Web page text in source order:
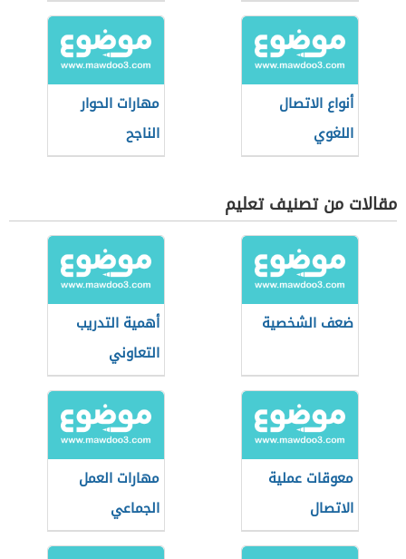
أنواع الاتصال
اللغوي
مهارات الحوار
الناجح
مقالات من تصنيف تعليم
ضعف الشخصية
أهمية التدريب
التعاوني
معوقات عملية
الاتصال
مهارات العمل
الجماعي